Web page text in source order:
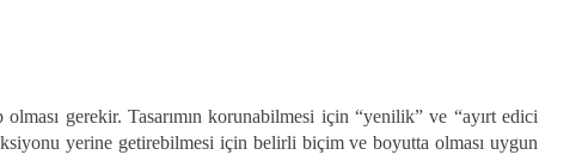
gerekir. Tasarımın korunabilmesi için “yenilik” ve “ayırt edici
yerine getirebilmesi için belirli biçim ve boyutta olması uygun